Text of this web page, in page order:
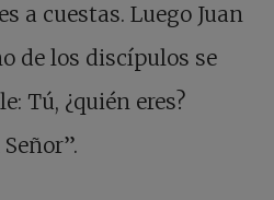
a cuestas. Luego Juan
de los discípulos se
Tú, ¿quién eres?